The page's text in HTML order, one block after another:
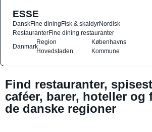
ESSE
DanskFine diningFisk & skaldyrNordisk
RestauranterFine dining restauranter
Danmark
Region
Hovedstaden
Københavns
Kommune
Find restauranter,
caféer, barer, hoteller og
de danske regioner